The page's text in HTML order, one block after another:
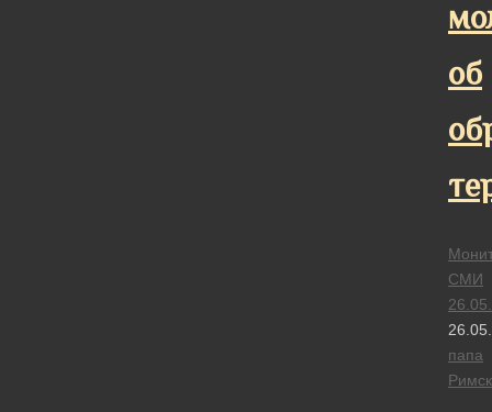
об
СМИ
папа